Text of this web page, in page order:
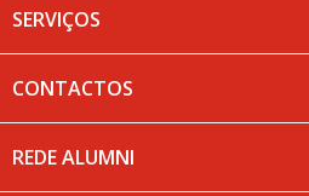
SERVIÇOS
CONTACTOS
REDE ALUMNI